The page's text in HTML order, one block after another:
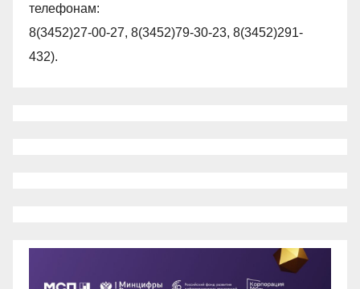
телефонам:
8(3452)27-00-27, 8(3452)79-30-23, 8(3452)291-
432).